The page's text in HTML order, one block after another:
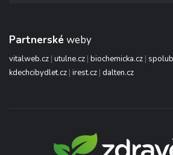
Partnerské weby
vitalweb.cz | utulne.cz | biochemicka.cz |
kdechcibydlet.cz | irest.cz | dalten.cz